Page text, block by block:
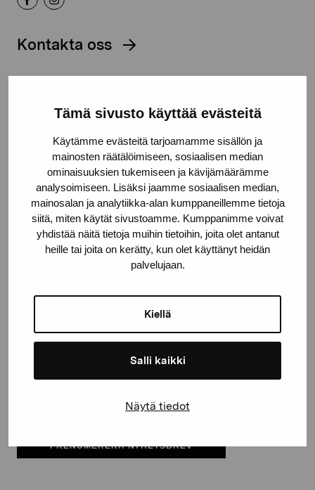
Tämä sivusto käyttää evästeitä
Käytämme evästeitä tarjoamamme sisällön ja
mainosten räätälöimiseen, sosiaalisen median
ominaisuuksien tukemiseen ja kävijämäärämme
analysoimiseen. Lisäksi jaamme sosiaalisen median,
mainosalan ja analytiikka-alan kumppaneillemme tietoja
siitä, miten käytät sivustoamme. Kumppanimme voivat
yhdistää näitä tietoja muihin tietoihin, joita olet antanut
heille tai joita on kerätty, kun olet käyttänyt heidän
palvelujaan.
Kiellä
Salli kaikki
Näytä tiedot
Kontakta oss
Håll dig uppdaterad om aktuella
utställningar och evenemang
Förnamn
Efternamn
E-postadress
PRENUMERERA NYHETSBREV